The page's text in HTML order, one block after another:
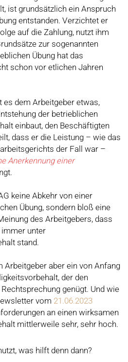
ist grundsätzlich ein Anspruch
entstanden. Verzichtet er
auf die Zahlung, nutzt ihm
zur sogenannten
Übung hat das
schon vor etlichen Jahren
es dem Arbeitgeber etwas,
der betrieblichen
einbaut, den Beschäftigten
dass er die Leistung – wie das
der Fall war –
Anerkennung einer
keine Abkehr von einer
Übung, sondern bloß eine
des Arbeitgebers, dass
unter
stand.
Arbeitgeber aber ein von Anfang
der den
genügt. Und wie
vom 21.06.2023
an einen wirksamen
mittlerweile sehr, sehr hoch.
was hilft denn dann?